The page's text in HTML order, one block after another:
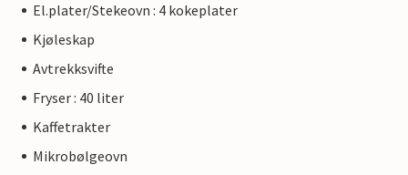
El.plater/Stekeovn : 4 kokeplater
Kjøleskap
Avtrekksvifte
Fryser : 40 liter
Kaffetrakter
Mikrobølgeovn